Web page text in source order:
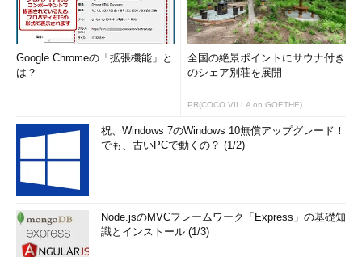
Google Chromeの「拡張機能」と
は？
全国の絶景ポイントにサウナ付き
のシェア別荘を展開
PR(COCO VILLA on GOETHE)
祝、Windows 7のWindows 10無償アップグレード！
でも、古いPCで動くの？ (1/2)
Node.jsのMVCフレームワーク「Express」の基礎知
識とインストール (1/3)